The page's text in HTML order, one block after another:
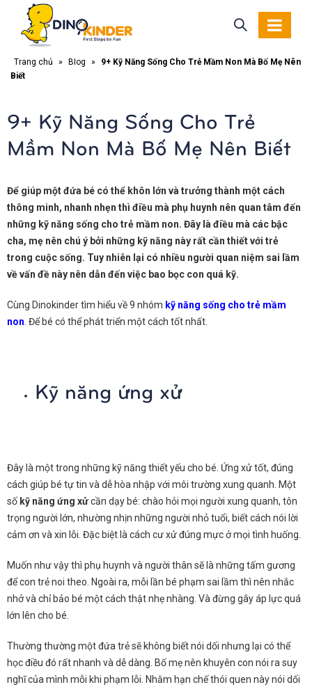
Trang chủ » Blog »
9+ Kỹ Năng Sống Cho Trẻ Mầm Non Mà Bố Mẹ Nên
Biết
9+ Kỹ Năng Sống Cho Trẻ
Mầm Non Mà Bố Mẹ Nên Biết
Để giúp một đứa bé có thể khôn lớn và trưởng thành một cách
thông minh, nhanh nhẹn thì điều mà phụ huynh nên quan tâm đến
những kỹ năng sống cho trẻ mầm non. Đây là điều mà các bậc
cha, mẹ nên chú ý bởi những kỹ năng này rất cần thiết với trẻ
trong cuộc sống. Tuy nhiên lại có nhiều người quan niệm sai lầm
về vấn đề này nên dẫn đến việc bao bọc con quá kỹ.
Cùng Dinokinder tìm hiểu về 9 nhóm kỹ năng sống cho trẻ mầm
non . Để bé có thể phát triển một cách tốt nhất.
Kỹ năng ứng xử
Đây là một trong những kỹ năng thiết yếu cho bé. Ứng xử tốt, đúng
cách giúp bé tự tin và dễ hòa nhập với môi trường xung quanh. Một
số kỹ năng ứng xửcần dạy bé: chào hỏi mọi người xung quanh, tôn
trọng người lớn, nhường nhịn những người nhỏ tuổi, biết cách nói lời
cảm ơn và xin lỗi. Đặc biệt là cách cư xử đúng mực ở mọi tình huống.
Muốn như vậy thì phụ huynh và người thân sẽ là những tấm gương
để con trẻ noi theo. Ngoài ra, mỗi lần bé phạm sai lầm thì nên nhắc
nhở và chỉ bảo bé một cách thật nhẹ nhàng. Và đừng gây áp lực quá
lớn lên cho bé.
Thường thường một đứa trẻ sẽ không biết nói dối nhưng lại có thể
học điều đó rất nhanh và dễ dàng. Bố mẹ nên khuyên con nói ra suy
nghĩ của mình mỗi khi phạm lỗi. Nhằm hạn chế thói quen này nói dối